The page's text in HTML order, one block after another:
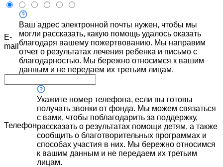
E-
mail
Ваш адрес электронной почты нужен, чтобы мы
могли рассказать, какую помощь удалось оказать
благодаря вашему пожертвованию. Мы направим
отчет о результатах лечения ребенка и письмо с
благодарностью. Мы бережно относимся к вашим
данным и не передаем их третьим лицам.
Телефон
Укажите номер телефона, если вы готовы
получать звонки от фонда. Мы можем связаться
с вами, чтобы поблагодарить за поддержку,
рассказать о результатах помощи детям, а также
сообщить о благотворительных программах и
способах участия в них. Мы бережно относимся
к вашим данным и не передаем их третьим
лицам.